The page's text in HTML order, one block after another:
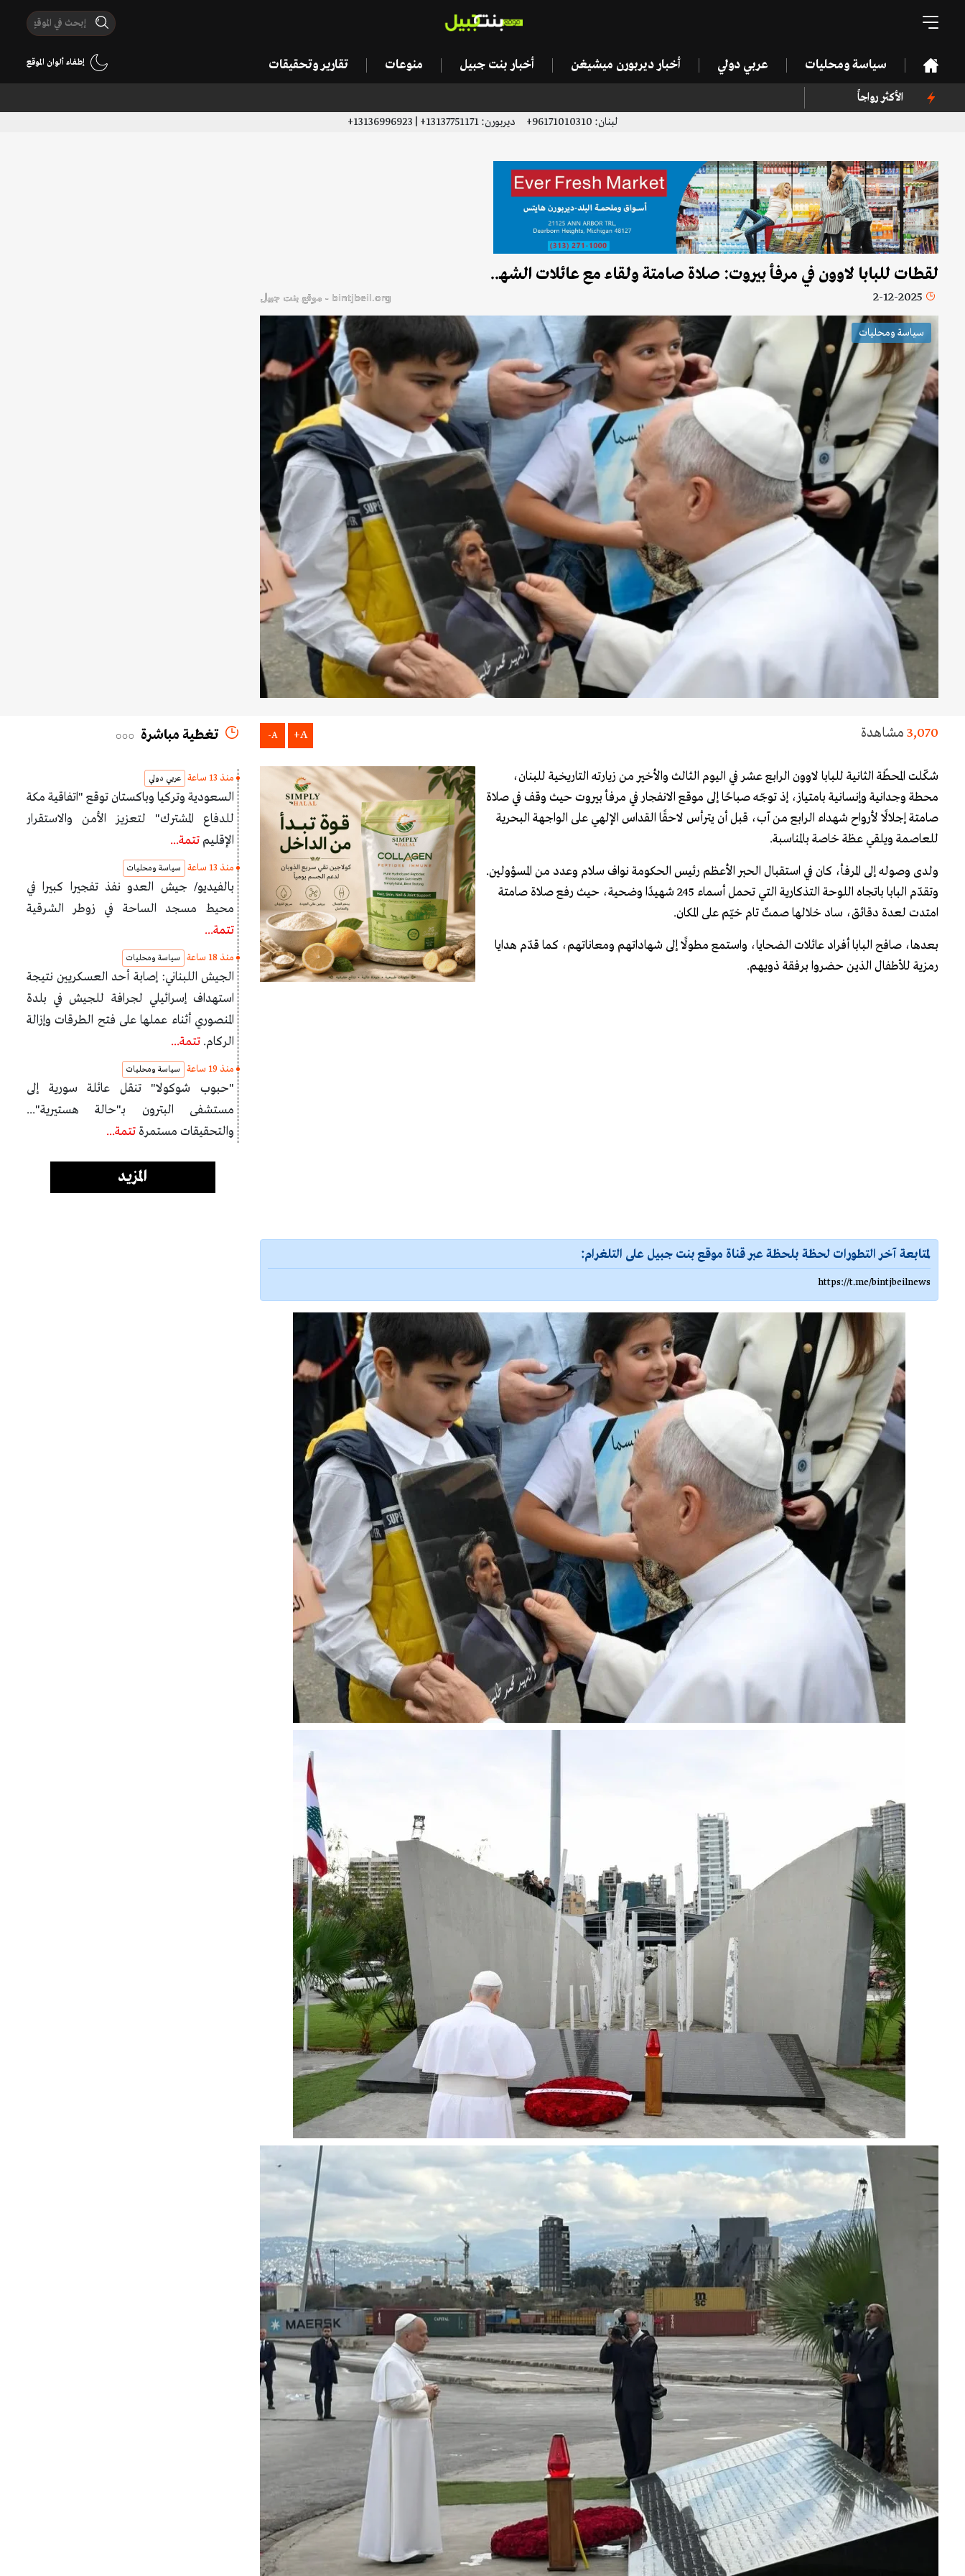
سياسة ومحليات عربي دولي أخبار ديربورن ميشيغن أخبار بنت جبيل منوعات تقارير وتحقيقات إطفاء ألوان الموقع
الأكثر رواجاً
لبنان: 96171010310+ ديربورن: 13137751171+ | 13136996923+
لقطات للبابا لاوون في مرفأ بيروت: صلاة صامتة ولقاء مع عائلات الشهـ..
2-12-2025 bintjbeil.org - موقع بنت جبيل
سياسة ومحليات
3,070 مشاهدة A+
A-
شكّلت المحطّة الثانية للبابا لاوون الرابع عشر في اليوم الثالث والأخير من زيارته التاريخية للبنان،
محطة وجدانية وإنسانية بامتياز، إذ توجّه صباحًا إلى موقع الانفجار في مرفأ بيروت حيث وقف في صلاة
صامتة إجلالًا لأرواح شهداء الرابع من آب، قبل أن يترأس لاحقًا القداس الإلهي على الواجهة البحرية
للعاصمة ويلقي عظة خاصة بالمناسبة.
ولدى وصوله إلى المرفأ، كان في استقبال الحبر الأعظم رئيس الحكومة نواف سلام وعدد من المسؤولين.
وتقدّم البابا باتجاه اللوحة التذكارية التي تحمل أسماء 245 شهيدًا وضحية، حيث رفع صلاة صامتة
امتدت لعدة دقائق، ساد خلالها صمتٌ تام خيّم على المكان.
بعدها، صافح البابا أفراد عائلات الضحايا، واستمع مطولًا إلى شهاداتهم ومعاناتهم، كما قدّم هدايا
رمزية للأطفال الذين حضروا برفقة ذويهم.
لمتابعة آخر التطورات لحظة بلحظة عبر قناة موقع بنت جبيل على التلغرام:
https://t.me/bintjbeilnews
تغطية مباشرة
منذ 13 ساعة عربي دولي
السعودية وتركيا وباكستان توقع "اتفاقية مكة
للدفاع المشترك" لتعزيز الأمن والاستقرار
الإقليم تتمة...
منذ 13 ساعة سياسة ومحليات
بالفيديو/ جيش العدو نفذ تفجيرا كبيرا في
محيط مسجد الساحة في زوطر الشرقية
تتمة...
منذ 18 ساعة سياسة ومحليات
الجيش اللبناني: إصابة أحد العسكريين نتيجة
استهداف إسرائيلي لجرافة للجيش في بلدة
المنصوري أثناء عملها على فتح الطرقات وإزالة
الركام. تتمة...
منذ 19 ساعة سياسة ومحليات
"حبوب شوكولا" تنقل عائلة سورية إلى
مستشفى البترون بـ"حالة هستيرية"...
والتحقيقات مستمرة تتمة...
المزيد